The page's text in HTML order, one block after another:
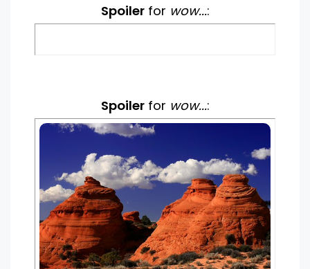
Spoilerfor wow...:
Spoilerfor wow...: